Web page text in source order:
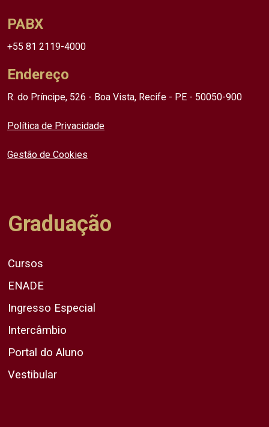
PABX
+55 81 2119-4000
Endereço
R. do Príncipe, 526 - Boa Vista, Recife - PE - 50050-900
Política de Privacidade
Gestão de Cookies
Graduação
Cursos
ENADE
Ingresso Especial
Intercâmbio
Portal do Aluno
Vestibular